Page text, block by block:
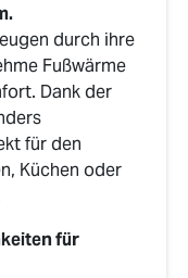
durch ihre
Fußwärme
Dank der
für den
Küchen oder
für